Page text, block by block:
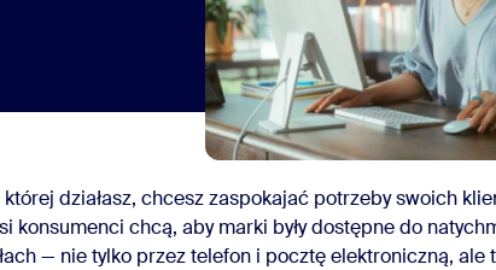
działasz, chcesz zaspokajać potrzeby swoich
konsumenci chcą, aby marki były dostępne do
— nie tylko przez telefon i pocztę elektroniczną, ale